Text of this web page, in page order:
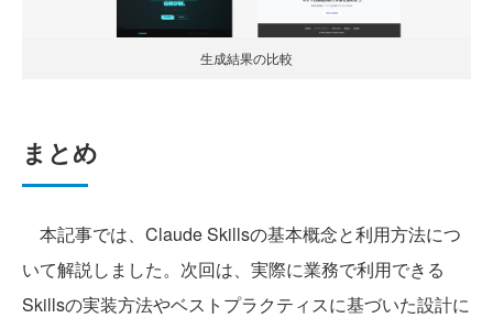
生成結果の比較
まとめ
本記事では、Claude Skillsの基本概念と利用方法につ
いて解説しました。次回は、実際に業務で利用できる
Skillsの実装方法やベストプラクティスに基づいた設計に